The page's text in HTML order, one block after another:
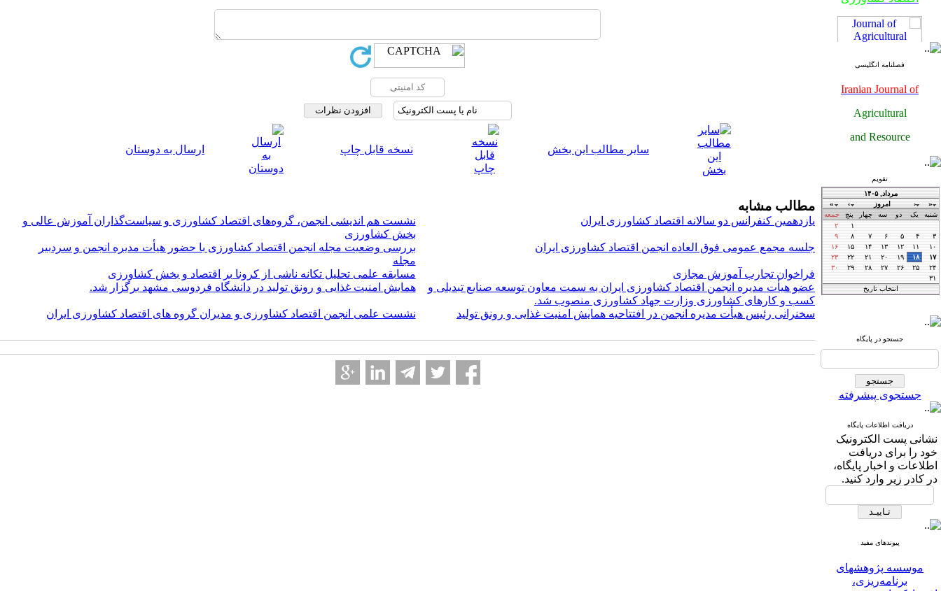
اقتصاد کشاورزی
فصلنامه
اقتصاد کشاورزی
فصلنامه
فصلنامه انگلیسی
Iranian Journal of
Agricultural
and Resource
Agricultural
Economics
he International Journal of
Agricultural Managment
and Development
IJAMAD
تقویم
جستجو در پایگاه
جستجوی پیشرفته
دریافت اطلاعات پایگاه
نشانی پست الکترونیک
خود را برای دریافت
اطلاعات و اخبار پایگاه،
در کادر زیر وارد کنید.
پیوندهای مفید
موسسه پژوهشهای
برنامه‌ریزی،
اقتصاد‌کشاورزی و توسعه
سایر مطالب این بخش نسخه قابل چاپ ارسال به دوستان
مطالب مشابه
یازدهمین کنفرانس دو سالانه اقتصاد کشاورزی ایران
نشست هم اندیشی انجمن، گروه‌های اقتصاد کشاورزی و سیاست‌گذاران آموزش عالی و
بخش کشاورزی
​جلسه مجمع عمومی فوق العاده انجمن اقتصاد کشاورزی ایران
بررسی وضعیت مجله انجمن اقتصاد کشاورزی با حضور هیأت مدیره انجمن و سردبیر
مجله
فراخوان تجارب آموزش مجازی
مسابقه علمی تحلیل تکانه ناشی از کرونا بر اقتصاد و بخش کشاورزی
عضو هیأت مدیره انجمن اقتصاد کشاورزی ایران به سمت معاون توسعه صنایع تبدیلی و
کسب و کارهای کشاورزی وزارت جهاد کشاورزی منصوب شد.
همایش امنیت غذایی و رونق تولید در دانشگاه فردوسی مشهد برگزار شد.
سخنرانی رئیس هیأت مدیره انجمن در افتتاحیه همایش امنیت غذایی و رونق تولید نشست علمی انجمن اقتصاد کشاورزی و مدیران گروه های اقتصاد کشاورزی ایران